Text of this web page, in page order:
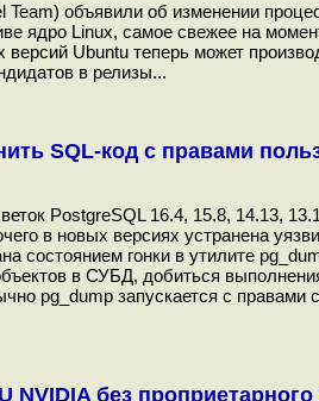
объявили об изменении
ядро Linux, самое свежее на
Ubuntu теперь может
в релизы...
SQL-код с правами
PostgreSQL 16.4, 15.8, 14.13,
в новых версиях устранена
состоянием гонки в утилите
в СУБД, добиться
pg_dump запускается с правами
NVIDIA без